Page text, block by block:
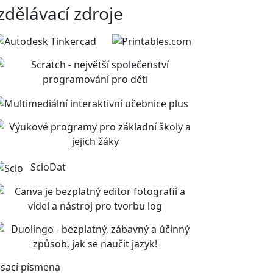
zdroje
ScioDat
písmena